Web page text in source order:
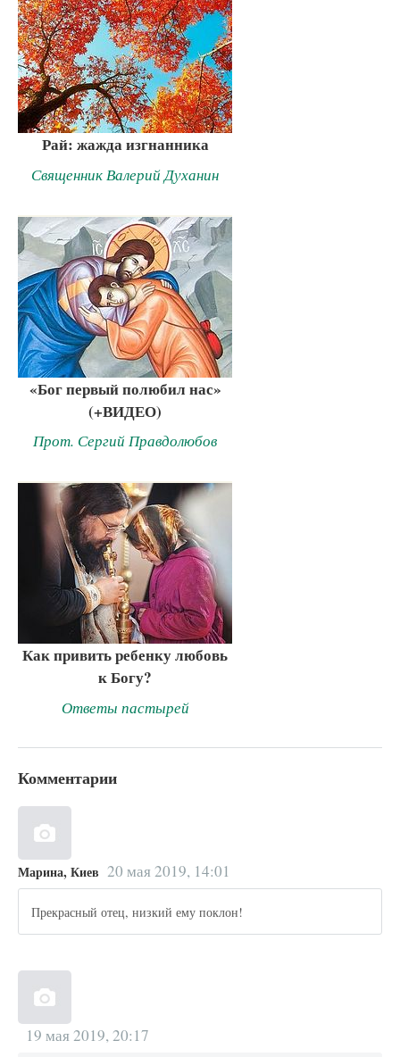
Рай: жажда изгнанника
Священник Валерий Духанин
«Бог первый полюбил нас»
(+ВИДЕО)
Прот. Сергий Правдолюбов
Как привить ребенку любовь
к Богу?
Ответы пастырей
Комментарии
Марина, Киев 20 мая 2019, 14:01
Прекрасный отец, низкий ему поклон!
19 мая 2019, 20:17